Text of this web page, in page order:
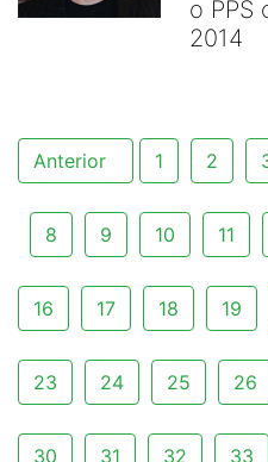
o PPS
2014
Anterior 1 2
8 9 10 11
16 17 18 19
23 24 25 26
30 31 32 33